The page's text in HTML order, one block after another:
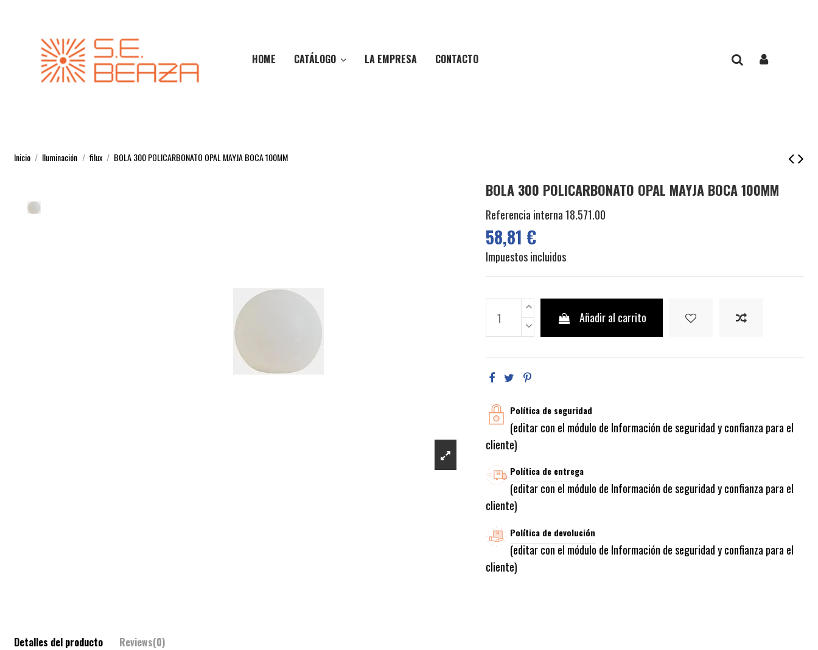
HOME CATÁLOGO LA EMPRESA CONTACTO
Inicio Iluminación filux BOLA 300 POLICARBONATO OPAL MAYJA BOCA 100MM
BOLA 300 POLICARBONATO OPAL MAYJA BOCA 100MM
Referencia interna18.571.00
58,81 €
Impuestos incluidos
Añadir al carrito
Política de seguridad
(editar con el módulo de Información de seguridad y confianza para el
cliente)
Política de entrega
(editar con el módulo de Información de seguridad y confianza para el
cliente)
Política de devolución
(editar con el módulo de Información de seguridad y confianza para el
cliente)
Detalles del producto Reviews(0)